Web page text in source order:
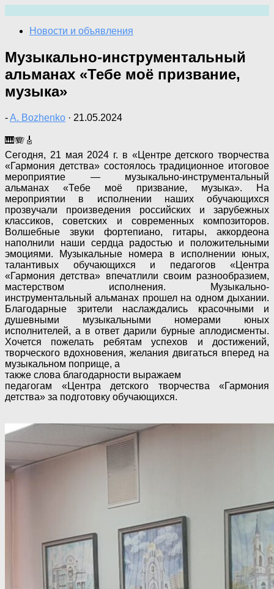
содержимому
Новости и объявления
Музыкально-инструментальный
альманах «Тебе моё призвание,
музыка»
-A. Bozhenko · 21.05.2024
🎹🪗🎸
Сегодня, 21 мая 2024 г. в «Центре детского творчества
«Гармония детства» состоялось традиционное итоговое
мероприятие — музыкально-инструментальный
альманах «Тебе моё призвание, музыка». На
мероприятии в исполнении наших обучающихся
прозвучали произведения российских и зарубежных
классиков, советских и современных композиторов.
Волшебные звуки фортепиано, гитары, аккордеона
наполнили наши сердца радостью и положительными
эмоциями. Музыкальные номера в исполнении юных,
талантивых обучающихся и педагогов «Центра
«Гармония детства» впечатлили своим разнообразием,
мастерством исполнения. Музыкально-
инструментальный альманах прошел на одном дыхании.
Благодарные зрители наслаждались красочными и
душевными музыкальными номерами юных
исполнителей, а в ответ дарили бурные аплодисменты.
Хочется пожелать ребятам успехов и достижений,
творческого вдохновения, желания двигаться вперед на
музыкальном поприще, а
также слова благодарности выражаем
педагогам «Центра детского творчества «Гармония
детства» за подготовку обучающихся.